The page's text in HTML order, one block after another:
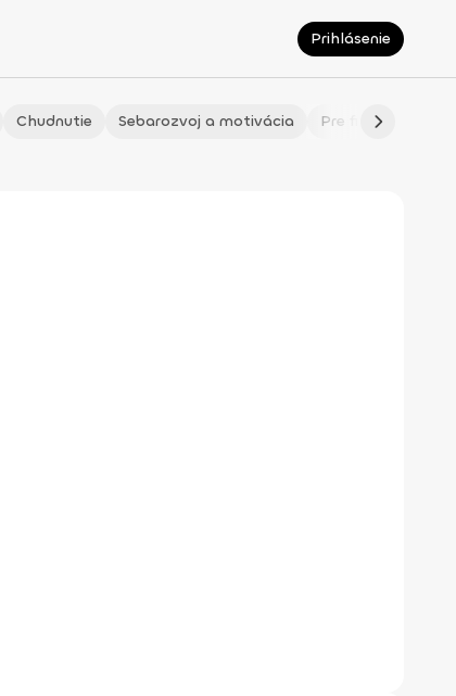
Prihlásenie
Chudnutie Sebarozvoj a motivácia Pre fitmaminky